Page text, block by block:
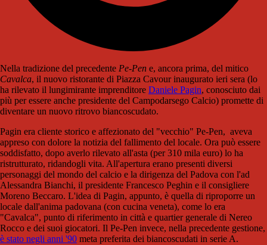
Nella tradizione del precedente Pe-Pen e, ancora prima, del mitico
Cavalca, il nuovo ristorante di Piazza Cavour inaugurato ieri sera (lo
ha rilevato il lungimirante imprenditore Daniele Pagin, conosciuto dai
più per essere anche presidente del Campodarsego Calcio) promette di
diventare un nuovo ritrovo biancoscudato.
Pagin era cliente storico e affezionato del "vecchio" Pe-Pen, aveva
appreso con dolore la notizia del fallimento del locale. Ora può essere
soddisfatto, dopo averlo rilevato all'asta (per 310 mila euro) lo ha
ristrutturato, ridandogli vita. All'apertura erano presenti diversi
personaggi del mondo del calcio e la dirigenza del Padova con l'ad
Alessandra Bianchi, il presidente Francesco Peghin e il consigliere
Moreno Beccaro. L'idea di Pagin, appunto, è quella di riproporre un
locale dall'anima padovana (con cucina veneta), come lo era
"Cavalca", punto di riferimento in città e quartier generale di Nereo
Rocco e dei suoi giocatori. Il Pe-Pen invece, nella precedente gestione,
è stato negli anni '90 meta preferita dei biancoscudati in serie A.